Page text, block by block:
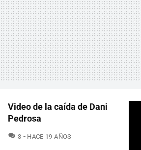
Video de la caída de Dani
Pedrosa
3 COMENTARIOS
HACE 19 AÑOS